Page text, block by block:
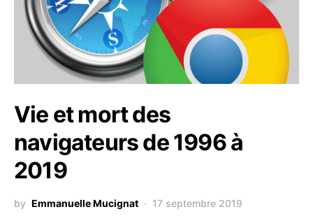
Vie et mort des
navigateurs de 1996 à
2019
by Emmanuelle Mucignat 17 septembre 2019